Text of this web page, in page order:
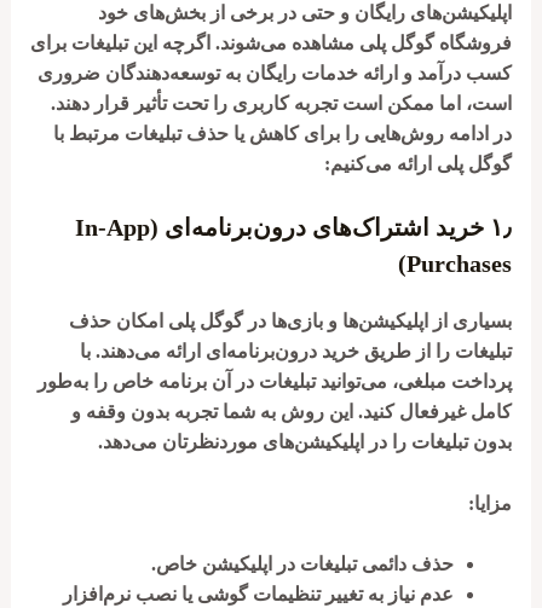
اپلیکیشن‌های رایگان و حتی در برخی از بخش‌های خود
فروشگاه گوگل پلی مشاهده می‌شوند. اگرچه این تبلیغات برای
کسب درآمد و ارائه خدمات رایگان به توسعه‌دهندگان ضروری
است، اما ممکن است تجربه کاربری را تحت تأثیر قرار دهند.
در ادامه روش‌هایی را برای کاهش یا حذف تبلیغات مرتبط با
گوگل پلی ارائه می‌کنیم:
۱٫
خرید اشتراک‌های درون‌برنامه‌ای (In-App
Purchases)
بسیاری از اپلیکیشن‌ها و بازی‌ها در گوگل پلی امکان حذف
تبلیغات را از طریق خرید درون‌برنامه‌ای ارائه می‌دهند. با
پرداخت مبلغی، می‌توانید تبلیغات در آن برنامه خاص را به‌طور
کامل غیرفعال کنید. این روش به شما تجربه بدون وقفه و
بدون تبلیغات را در اپلیکیشن‌های موردنظرتان می‌دهد.
مزایا:
حذف دائمی تبلیغات در اپلیکیشن خاص.
عدم نیاز به تغییر تنظیمات گوشی یا نصب نرم‌افزار